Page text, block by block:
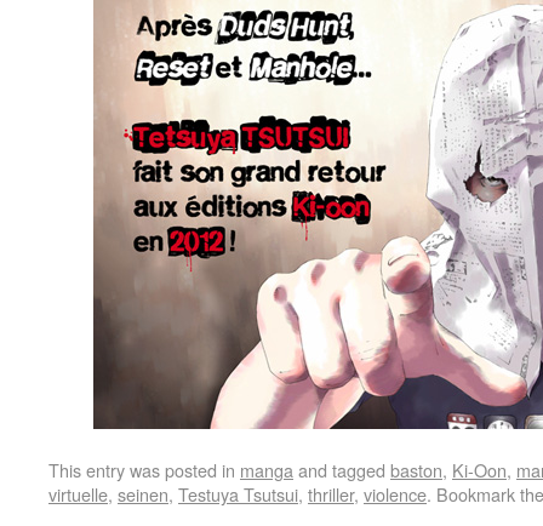
This entry was posted in manga and tagged baston, Ki-Oon,
virtuelle, seinen, Testuya Tsutsui, thriller, violence. Bookmark